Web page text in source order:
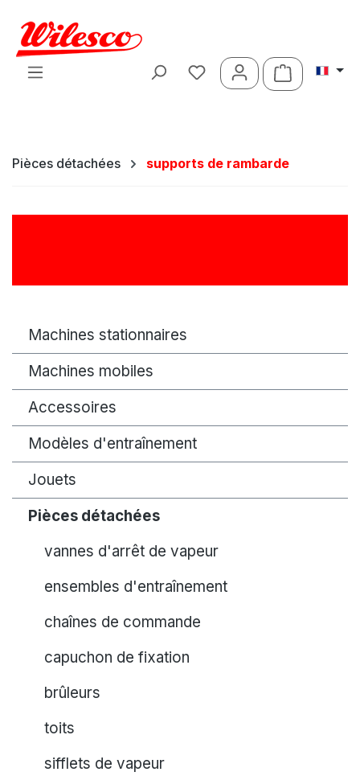
Passer au contenu principal
Le panier
Pièces détachées supports de rambarde
Machines stationnaires
Machines mobiles
Accessoires
Modèles d'entraînement
Jouets
Pièces détachées
vannes d'arrêt de vapeur
ensembles d'entraînement
chaînes de commande
capuchon de fixation
brûleurs
toits
sifflets de vapeur